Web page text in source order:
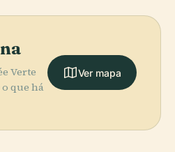
Verte
que há
Ver mapa